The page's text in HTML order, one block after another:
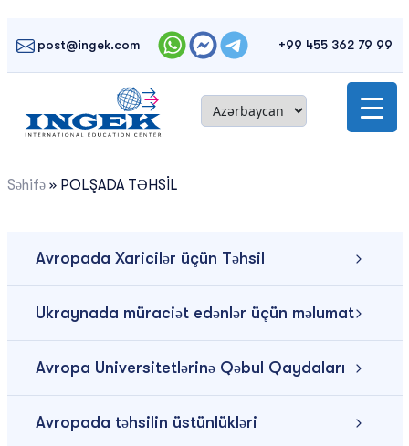
contentpost@ingek.com +99 455 362 79 99
Səhifə» POLŞADA TƏHSİL
Avropada Xaricilər üçün Təhsil
Ukraynada müraciət edənlər üçün məlumat
Avropa Universitetlərinə Qəbul Qaydaları
Avropada təhsilin üstünlükləri